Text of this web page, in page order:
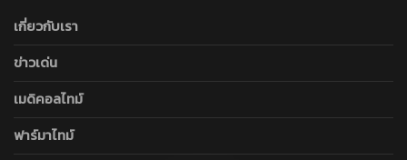
เกี่ยวกับเรา
ข่าวเด่น
เมดิคอลไทม์
ฟาร์มาไทม์